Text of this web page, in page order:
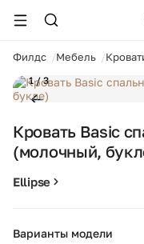
Филдс Мебель
1 / 3
Кровать Basic
(молочный,
Ellipse
Варианты модели